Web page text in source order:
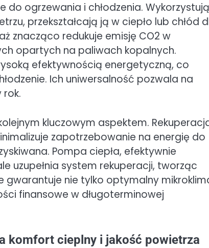
do ogrzewania i chłodzenia.
przekształcają ją w ciepło lub chłód
znacząco redukuje emisję CO2 w
opartych na paliwach kopalnych.
efektywnością energetyczną, co
Ich uniwersalność pozwala na
kluczowym aspektem.
zapotrzebowanie na energię do
Pompa ciepła, efektywnie
uzupełnia system rekuperacji, tworząc
gwarantuje nie tylko optymalny
finansowe w długoterminowej
komfort cieplny i jakość powietrza